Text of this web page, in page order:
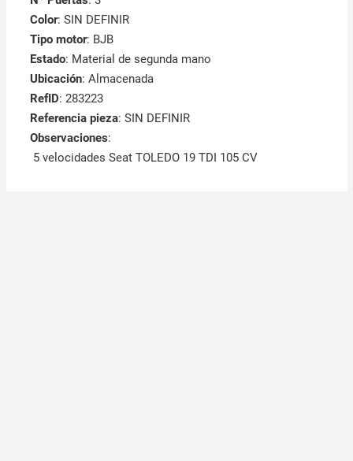
Color: SIN DEFINIR
Tipo motor: BJB
Estado: Material de segunda mano
Ubicación: Almacenada
RefID: 283223
Referencia pieza: SIN DEFINIR
Observaciones:
5 velocidades Seat TOLEDO 19 TDI 105 CV